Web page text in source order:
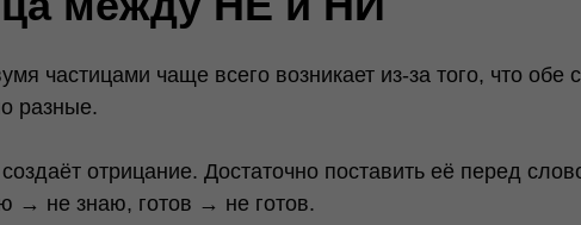
частицами чаще всего возникает из-за того, что обе
разные.
отрицание. Достаточно поставить её перед
→ не знаю, готов → не готов.